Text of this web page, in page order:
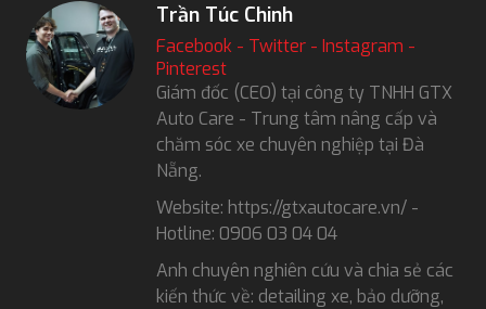
Trần Túc Chinh
Facebook - Twitter - Instagram -
Pinterest
Giám đốc (CEO) tại công ty TNHH GTX
Auto Care - Trung tâm nâng cấp và
chăm sóc xe chuyên nghiệp tại Đà
Nẵng.
Website: https://gtxautocare.vn/ -
Hotline: 0906 03 04 04
Anh chuyên nghiên cứu và chia sẻ các
kiến thức về: detailing xe, bảo dưỡng,